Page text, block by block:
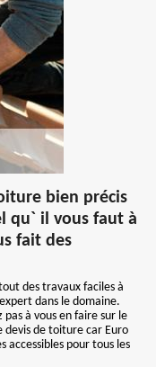
bien précis
qu` il vous faut à
fait des
des travaux faciles à
dans le domaine.
pas à vous en faire sur le
devis de toiture car Euro
accessibles pour tous les